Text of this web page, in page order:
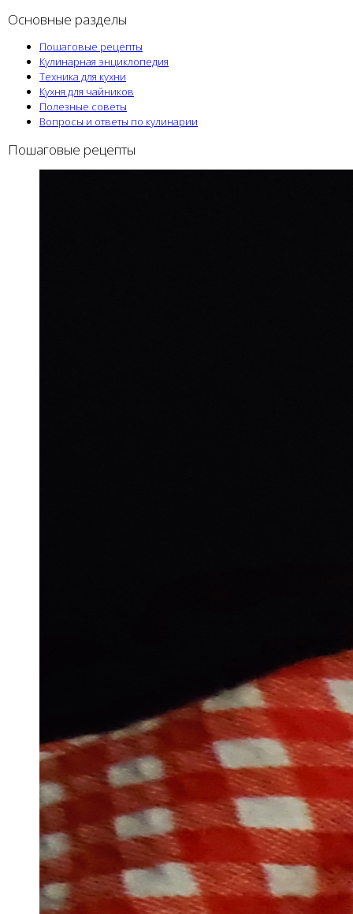
Основные разделы
Пошаговые рецепты
Кулинарная энциклопедия
Техника для кухни
Кухня для чайников
Полезные советы
Вопросы и ответы по кулинарии
Пошаговые рецепты